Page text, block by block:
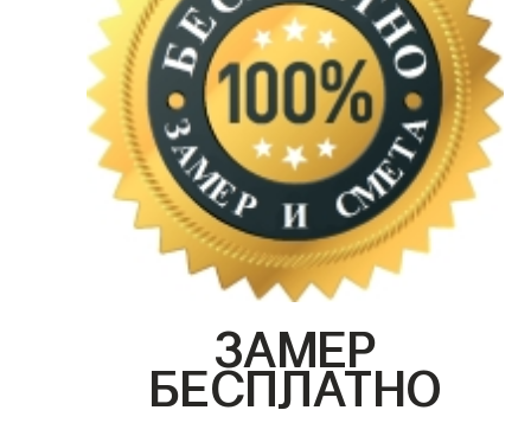
ЗАМЕР
БЕСПЛАТНО